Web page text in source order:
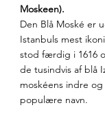
Moskeen).
Den Blå Moské er
Istanbuls mest
stod færdig i 1616
de tusindvis af blå
moskéens indre
populære navn.